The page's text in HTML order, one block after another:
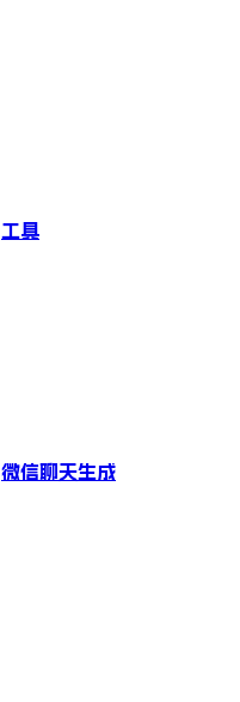
工具
微信聊天生成